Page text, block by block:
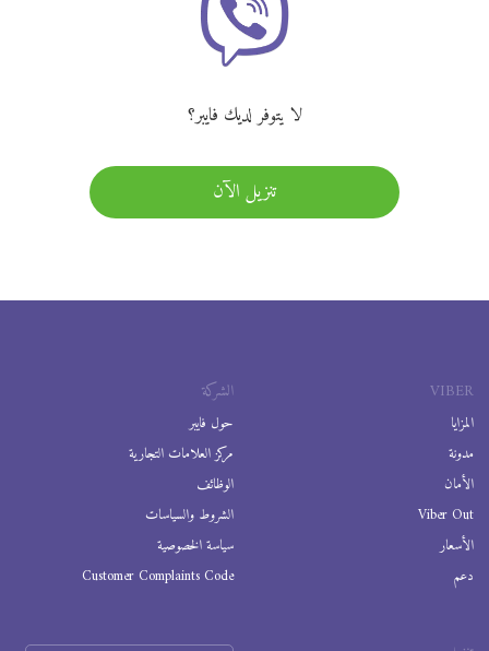
لا يتوفر لديك فايبر؟
تنزيل الآن
VIBER
المزايا
مدونة
الأمان
Viber Out
الأسعار
دعم
الشركة
حول فايبر
مركز العلامات التجارية
الوظائف
الشروط والسياسات
سياسة الخصوصية
Customer Complaints Code